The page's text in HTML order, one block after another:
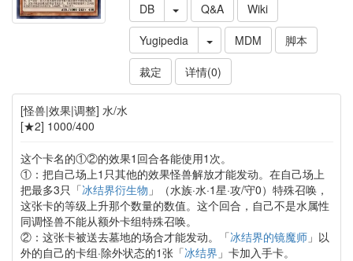
DB Q&A
Wiki
Yugipedia
MDM
脚本
裁定
详情(0)
[怪兽|效果|调整] 水/水
[★2] 1000/400
这个卡名的①②的效果1回合各能使用1次。
①：把自己场上1只其他的效果怪兽解放才能发动。在自己场上
把最多3只「冰结界衍生物 」（水族·水·1星·攻/守0）特殊召唤，
这张卡的等级上升那个数量的数值。这个回合，自己不是水属性
同调怪兽不能从额外卡组特殊召唤。
②：这张卡被送去墓地的场合才能发动。「冰结界的镜魔师」以
外的自己的卡组·除外状态的1张「冰结界 」卡加入手卡。